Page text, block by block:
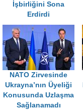
İşbirliğini Sona
Erdirdi
NATO Zirvesinde
Ukrayna’nın Üyeliği
Konusunda Uzlaşma
Sağlanamadı